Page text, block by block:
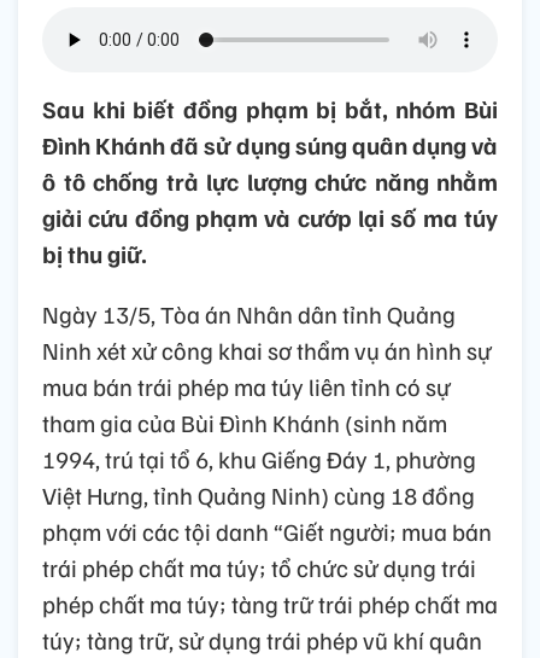
Sau khi biết đồng phạm bị bắt, nhóm Bùi
Đình Khánh đã sử dụng súng quân dụng và
ô tô chống trả lực lượng chức năng nhằm
giải cứu đồng phạm và cướp lại số ma túy
bị thu giữ.
Ngày 13/5, Tòa án Nhân dân tỉnh Quảng
Ninh xét xử công khai sơ thẩm vụ án hình sự
mua bán trái phép ma túy liên tỉnh có sự
tham gia của Bùi Đình Khánh (sinh năm
1994, trú tại tổ 6, khu Giếng Đáy 1, phường
Việt Hưng, tỉnh Quảng Ninh) cùng 18 đồng
phạm với các tội danh “Giết người; mua bán
trái phép chất ma túy; tổ chức sử dụng trái
phép chất ma túy; tàng trữ trái phép chất ma
túy; tàng trữ, sử dụng trái phép vũ khí quân